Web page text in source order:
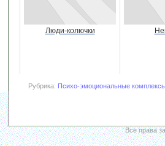
Люди-колючки
Рубрика: Психо-эмоциональные комплексы
Все права